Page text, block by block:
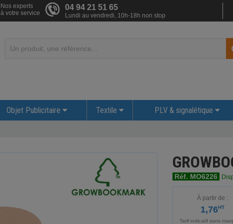
Nos experts
à votre service
04 94 21 51 65
Lundi au vendredi, 10h-18h non stop
Objet Publicitaire Textile PLV & signalétique
Réf. MO6226
À partir de :
1,76HT
Tarif indicatif sans